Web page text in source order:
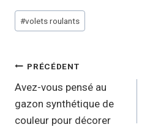
Étiquettes
de
publication :
#volets roulants
Navigation
de
l’article
PRÉCÉDENT
Avez-vous pensé au
gazon synthétique de
couleur pour décorer